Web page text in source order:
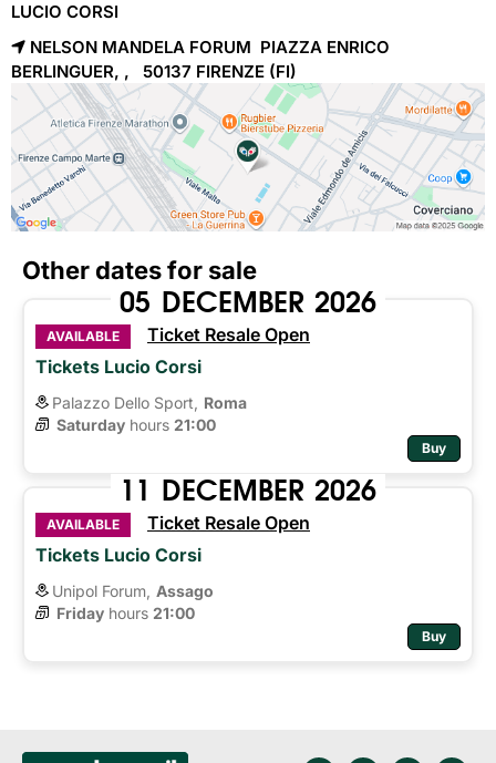
LUCIO CORSI
NELSON MANDELA FORUM PIAZZA ENRICO
BERLINGUER, , 50137 FIRENZE (FI)
Other dates for sale
05 DECEMBER 2026
AVAILABLE
Ticket Resale Open
Tickets Lucio Corsi
Palazzo Dello Sport,
Roma
Saturday hours 21:00
Buy
11 DECEMBER 2026
AVAILABLE
Ticket Resale Open
Tickets Lucio Corsi
Unipol Forum, Assago
Friday hours 21:00
Buy